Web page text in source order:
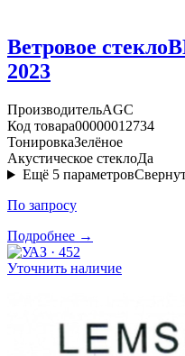
Ветровое стекло
2023
ПроизводительAGC
Код товара00000012734
ТонировкаЗелёное
Акустическое стеклоДа
Ещё 5 параметров
По запросу
Подробнее →
Уточнить наличие